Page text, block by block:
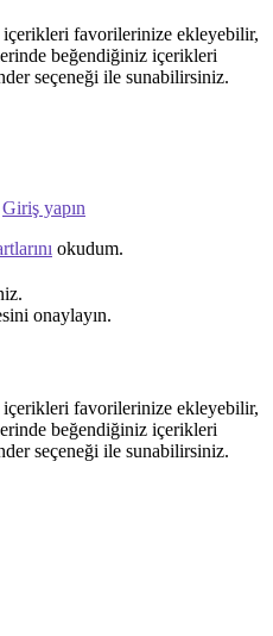
favorilerinize ekleyebilir,
beğendiğiniz içerikleri
seçeneği ile sunabilirsiniz.
Giriş yapın
okudum.
onaylayın.
favorilerinize ekleyebilir,
beğendiğiniz içerikleri
seçeneği ile sunabilirsiniz.